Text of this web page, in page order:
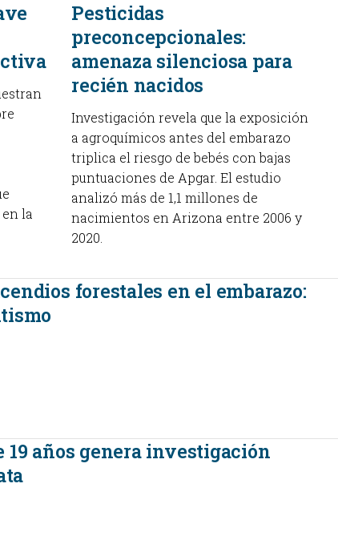
la
Pesticidas
preconcepcionales:
amenaza silenciosa para
recién nacidos
Investigación revela que la exposición
a agroquímicos antes del embarazo
triplica el riesgo de bebés con bajas
puntuaciones de Apgar. El estudio
analizó más de 1,1 millones de
nacimientos en Arizona entre 2006 y
2020.
forestales en el embarazo:
19 años genera investigación